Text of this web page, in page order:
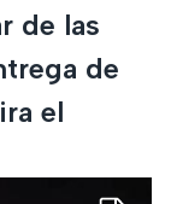
de las
de
el